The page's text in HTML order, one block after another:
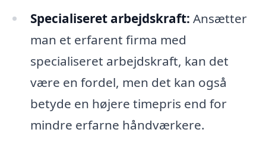
Specialiseret arbejdskraft: Ansætter
man et erfarent firma med
specialiseret arbejdskraft, kan det
være en fordel, men det kan også
betyde en højere timepris end for
mindre erfarne håndværkere.